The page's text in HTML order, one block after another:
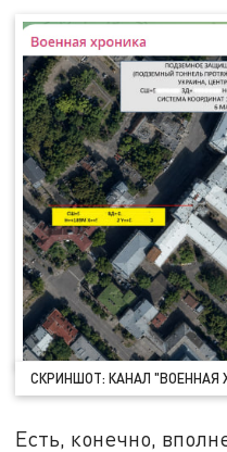
СКРИНШОТ: КАНАЛ "ВОЕННАЯ
Есть, конечно,